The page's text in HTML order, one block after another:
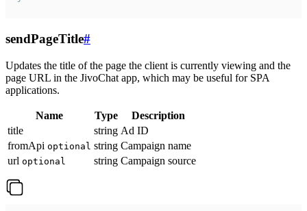
sendPageTitle#
Updates the title of the page the client is currently viewing and the
page URL in the JivoChat app, which may be useful for SPA
applications.
Name Type
Description
title
string Ad ID
fromApi optional string Campaign name
url optional string Campaign source